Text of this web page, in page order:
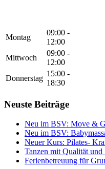
Montag
09:00 -
12:00
Mittwoch
09:00 -
12:00
Donnerstag
15:00 -
18:30
Neuste Beiträge
Neu im BSV: Move &
Neu im BSV:
Neuer Kurs: Pilates-
Tanzen mit Qualität und
Ferienbetreuung für